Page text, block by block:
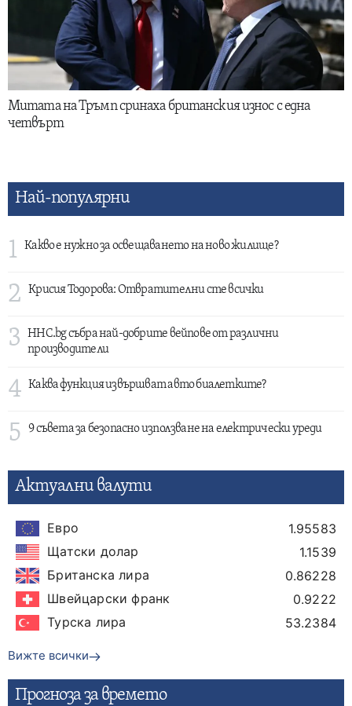
Митата на Тръмп сринаха британския износ с една
четвърт
Най-популярни
1 Какво е нужно за освещаването на ново жилище?
2 Крисия Тодорова: Отвратителни сте всички
3
HHC.bg събра най-добрите вейпове от различни
производители
4 Каква функция извършват авто биалетките?
5 9 съвета за безопасно използване на електрически уреди
Актуални валути
Евро
1.95583
Щатски долар
1.1539
Британска лира
0.86228
Швейцарски франк
0.9222
Турска лира
53.2384
Вижте всички
Прогнозa за времето